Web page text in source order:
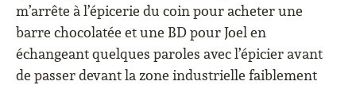
m’arrête à l’épicerie du coin pour acheter une
barre chocolatée et une BD pour Joel en
échangeant quelques paroles avec l’épicier avant
de passer devant la zone industrielle faiblement